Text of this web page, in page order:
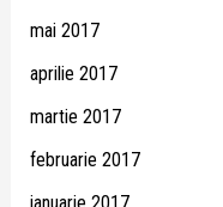
mai 2017
aprilie 2017
martie 2017
februarie 2017